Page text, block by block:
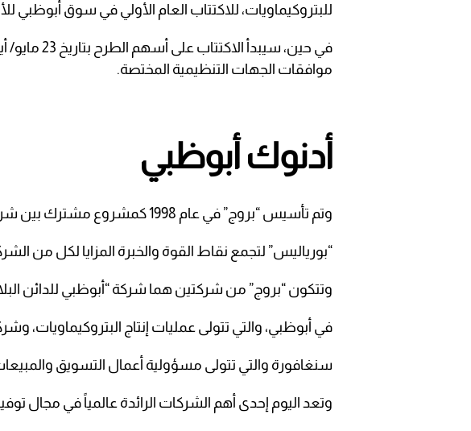
للبتروكيماويات، للاكتتاب العام الأولي في سوق أبوظبي
موافقات الجهات التنظيمية المختصة.
أدنوك أبوظبي
وتم تأسيس “بروج” في عام 1998 كمشروع مشترك بين شركة أدنوك أبوظبي وشركة
“بورياليس” لتجمع نقاط القوة والخبرة المزايا لكل من
وتتكون “بروج” من شركتين هما شركة “أبوظبي للدائن
في أبوظبي، والتي تتولى عمليات إنتاج البتروكيماويات،
سنغافورة والتي تتولى مسؤولية أعمال التسويق
وتعد اليوم إحدى أهم الشركات الرائدة عالمياً في مجال